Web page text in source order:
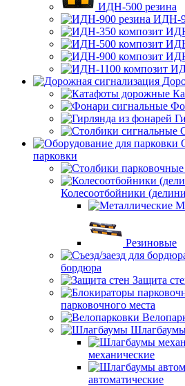
ИДН-500 резина
ИДН-
парковки
Колесоотбойники
Резиновые
бордюра
Защита
парковочного места
механические
автоматические